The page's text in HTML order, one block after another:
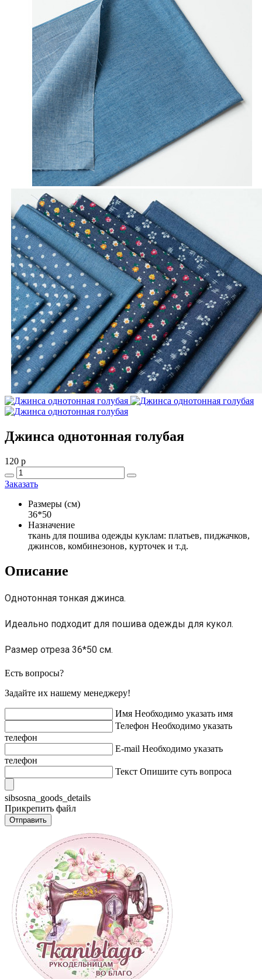
Джинса однотонная голубая
120 p
Заказать
Размеры (см)
36*50
Назначение
ткань для пошива одежды куклам: платьев, пиджачков,
джинсов, комбинезонов, курточек и т.д.
Описание
Однотонная тонкая джинса.
Идеально подходит для пошива одежды для кукол.
Размер отреза 36*50 см.
Есть вопросы?
Задайте их нашему менеджеру!
Имя Необходимо указать имя
Телефон Необходимо указать
телефон
E-mail Необходимо указать
телефон
Текст Опишите суть вопроса
sibsosna_goods_details
Прикрепить файл
Отправить